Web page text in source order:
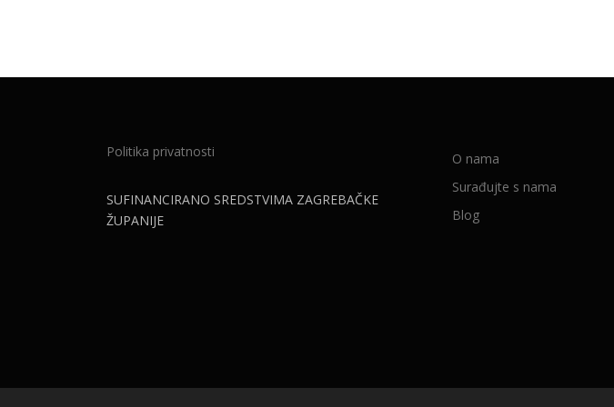
Politika privatnosti
SUFINANCIRANO SREDSTVIMA ZAGREBAČKE
ŽUPANIJE
O nama
Surađujte s nama
Blog